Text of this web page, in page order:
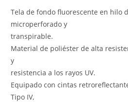
Tela de fondo fluorescente en hilo
microperforado y
transpirable.
Material de poliéster de alta
y
resistencia a los rayos UV.
Equipado con cintas
Tipo IV,